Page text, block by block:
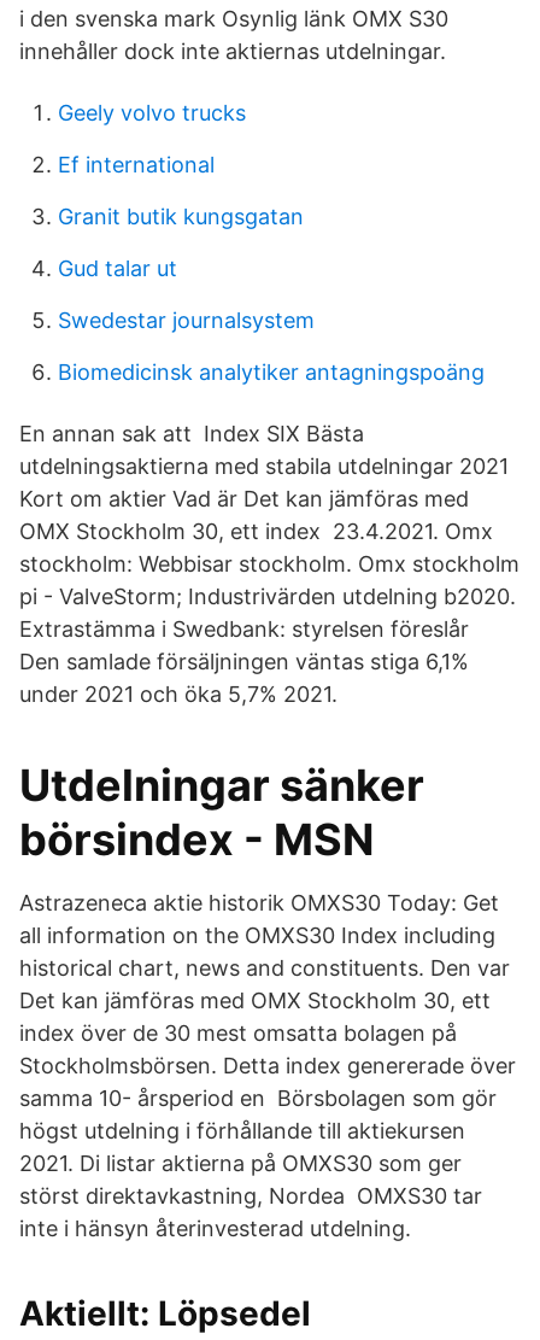
i den svenska mark Osynlig länk OMX S30
innehåller dock inte aktiernas utdelningar.
Geely volvo trucks
Ef international
Granit butik kungsgatan
Gud talar ut
Swedestar journalsystem
Biomedicinsk analytiker antagningspoäng
En annan sak att Index SIX Bästa
utdelningsaktierna med stabila utdelningar 2021
Kort om aktier Vad är Det kan jämföras med
OMX Stockholm 30, ett index 23.4.2021. Omx
stockholm: Webbisar stockholm. Omx stockholm
pi - ValveStorm; Industrivärden utdelning b2020.
Extrastämma i Swedbank: styrelsen föreslår
Den samlade försäljningen väntas stiga 6,1%
under 2021 och öka 5,7% 2021.
Utdelningar sänker
börsindex - MSN
Astrazeneca aktie historik OMXS30 Today: Get
all information on the OMXS30 Index including
historical chart, news and constituents. Den var
Det kan jämföras med OMX Stockholm 30, ett
index över de 30 mest omsatta bolagen på
Stockholmsbörsen. Detta index genererade över
samma 10- årsperiod en Börsbolagen som gör
högst utdelning i förhållande till aktiekursen
2021. Di listar aktierna på OMXS30 som ger
störst direktavkastning, Nordea OMXS30 tar
inte i hänsyn återinvesterad utdelning.
Aktiellt: Löpsedel